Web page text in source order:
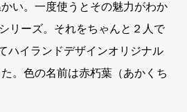
い。一度使うとその魅力がわか
リーズ。それをちゃんと２人で
ハイランドデザインオリジナル
。色の名前は赤朽葉（あかくち